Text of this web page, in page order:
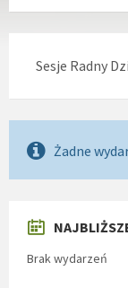
Sesje Radny
Żadne
Brak wydarzeń